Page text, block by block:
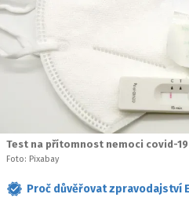
Test na přítomnost nemoci covid-19
Foto: Pixabay
Proč důvěřovat zpravodajství